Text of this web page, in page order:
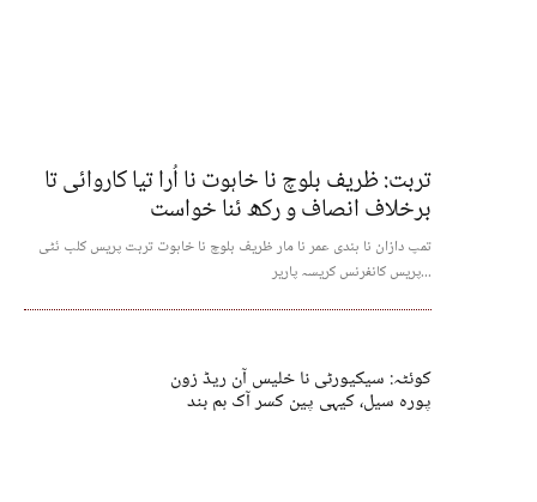
تربت: ظریف بلوچ نا خاہوت نا اُرا تیا کاروائی تا
برخلاف انصاف و رکھ ئنا خواست
تمپ دازان نا ہندی عمر نا مار ظریف بلوچ نا خاہوت تربت پریس کلب ئٹی
پریس کانفرنس کریسہ پاریر...
کوئٹہ: سیکیورٹی نا خلیس آن ریڈ زون
پورہ سیل، کیہی پین کسر آک ہم بند